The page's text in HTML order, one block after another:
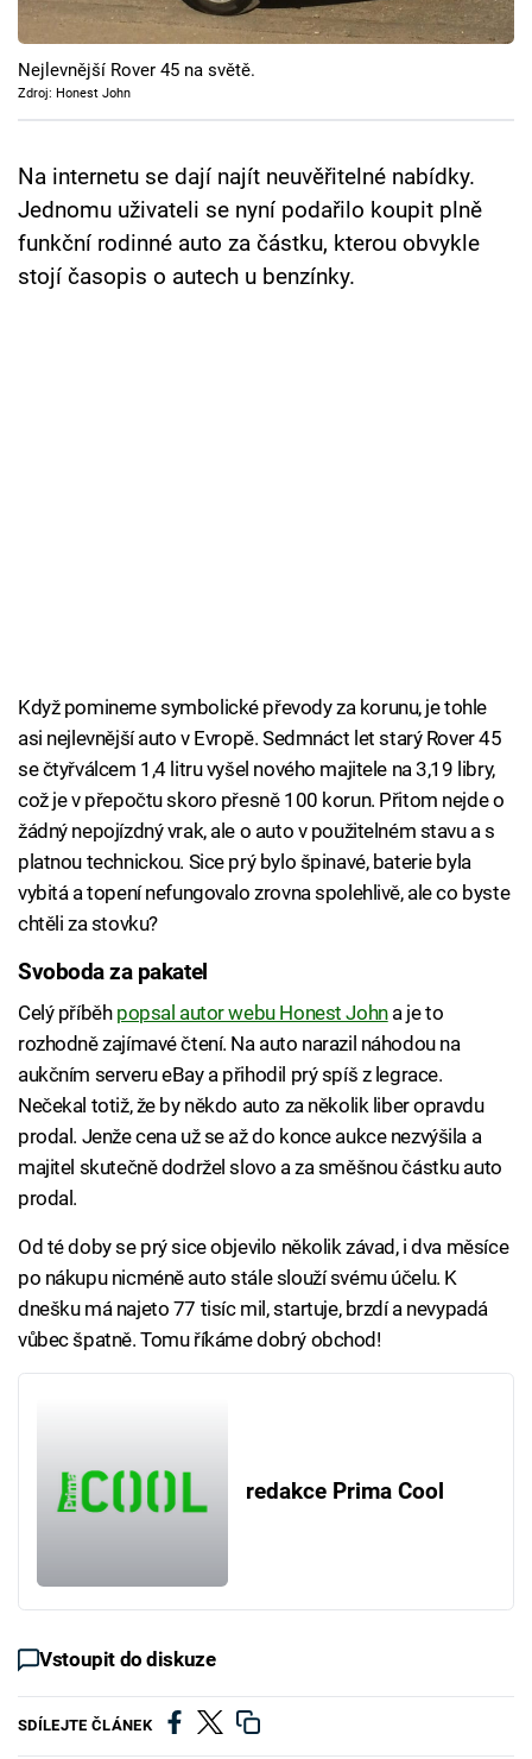
Cool Esport
Pořady
Sledujte prima+
Přihlášení
Nejlevnější Rover 45 na světě.
Zdroj: Honest John
Na internetu se dají najít neuvěřitelné nabídky.
Jednomu uživateli se nyní podařilo koupit plně
funkční rodinné auto za částku, kterou obvykle
stojí časopis o autech u benzínky.
Když pomineme symbolické převody za korunu, je tohle
asi nejlevnější auto v Evropě. Sedmnáct let starý Rover 45
se čtyřválcem 1,4 litru vyšel nového majitele na 3,19 libry,
což je v přepočtu skoro přesně 100 korun. Přitom nejde o
žádný nepojízdný vrak, ale o auto v použitelném stavu a s
platnou technickou. Sice prý bylo špinavé, baterie byla
vybitá a topení nefungovalo zrovna spolehlivě, ale co byste
chtěli za stovku?
Svoboda za pakatel
Celý příběh popsal autor webu Honest Johna je to
rozhodně zajímavé čtení. Na auto narazil náhodou na
aukčním serveru eBay a přihodil prý spíš z legrace.
Nečekal totiž, že by někdo auto za několik liber opravdu
prodal. Jenže cena už se až do konce aukce nezvýšila a
majitel skutečně dodržel slovo a za směšnou částku auto
prodal.
Od té doby se prý sice objevilo několik závad, i dva měsíce
po nákupu nicméně auto stále slouží svému účelu. K
dnešku má najeto 77 tisíc mil, startuje, brzdí a nevypadá
vůbec špatně. Tomu říkáme dobrý obchod!
redakce Prima Cool
Vstoupit do diskuze
SDÍLEJTE ČLÁNEK